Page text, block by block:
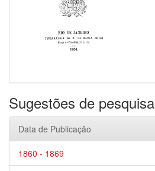
Sugestões de pesquisa
Data de Publicação
1860 - 1869